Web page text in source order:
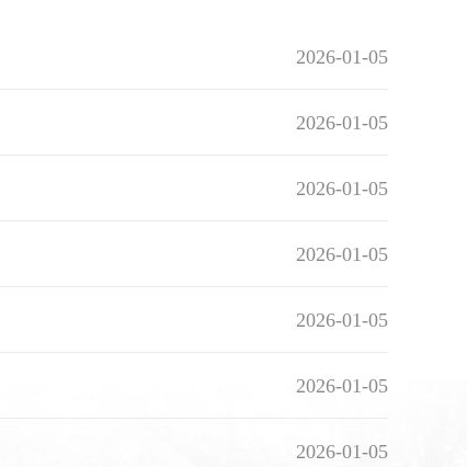
2026-01-05
2026-01-05
2026-01-05
2026-01-05
2026-01-05
2026-01-05
2026-01-05